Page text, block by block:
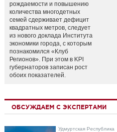
рождаемости и повышению
количества многодетных
семей сдерживает дефицит
квадратных метров, следует
из нового доклада Института
экономики города, с которым
познакомился «Клуб
Регионов». При этом в KPI
губернаторов записан рост
обоих показателей.
ОБСУЖДАЕМ С ЭКСПЕРТАМИ
Удмуртская Республика